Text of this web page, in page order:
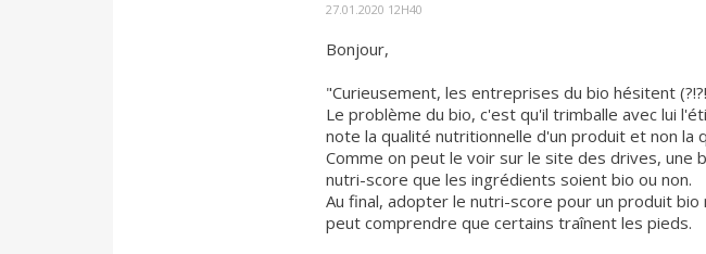
27.01.2020 12H40
Bonjour,
"Curieusement, les entreprises du bio hésitent
Le problème du bio, c'est qu'il trimballe avec lui
note la qualité nutritionnelle d'un produit et non la
Comme on peut le voir sur le site des drives, une
nutri-score que les ingrédients soient bio ou non.
Au final, adopter le nutri-score pour un produit
peut comprendre que certains traînent les pieds.